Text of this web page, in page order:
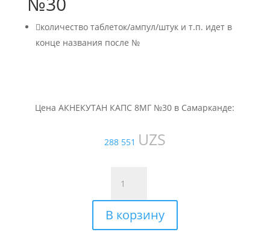
количество таблеток/ампул/штук и т.п. идет в
конце названия после №
Цена АКНЕКУТАН КАПС 8МГ №30 в Самарканде:
288 551 UZS
товара
АКНЕКУТАН
КАПС
8МГ
В корзину